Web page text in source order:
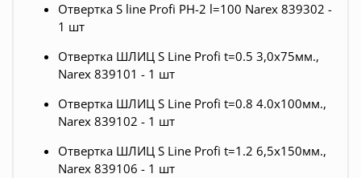
Отвертка S line Profi РН-2 l=100 Narex 839302 -
1 шт
Отвертка ШЛИЦ S Line Profi t=0.5 3,0х75мм.,
Narex 839101 - 1 шт
Отвертка ШЛИЦ S Line Profi t=0.8 4.0х100мм.,
Narex 839102 - 1 шт
Отвертка ШЛИЦ S Line Profi t=1.2 6,5х150мм.,
Narex 839106 - 1 шт